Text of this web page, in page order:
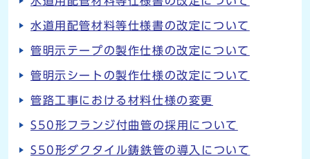
水道用配管材料等仕様書の改定について
管明示テープの製作仕様の改定について
管明示シートの製作仕様の改定について
管路工事における材料仕様の変更
S50形フランジ付曲管の採用について
S50形ダクタイル鋳鉄管の導入について